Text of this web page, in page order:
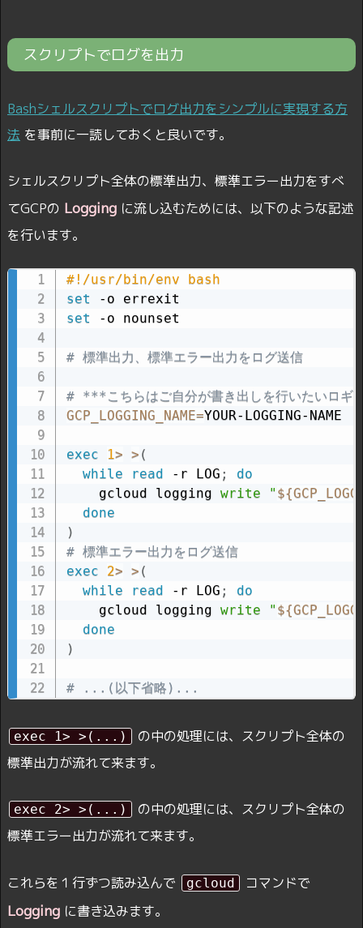
スクリプトでログを出力
Bashシェルスクリプトでログ出力をシンプルに実現する方
法 を事前に一読しておくと良いです。
シェルスクリプト全体の標準出力、標準エラー出力をすべ
てGCPの Logging に流し込むためには、以下のような記述
を行います。
#!/usr/bin/env bash
set
set -o nounset
# 標準出力、標準エラー出力をログ送信
# ***こちらはご自分が書き出しを行いたいロギ
GCP_LOGGING_NAME=YOUR-LOGGING-NAME
exec 1> > (
while
read -r LOG ;
do
    gcloud logging
write "
done
)
# 標準エラー出力をログ送信
exec
2> > (
while
read -r LOG ;
do
    gcloud logging
write "
done
)
# ...(以下省略)...
exec 1> >(...)
の中の処理には、スクリプト全体の
標準出力が流れて来ます。
exec 2> >(...)
の中の処理には、スクリプト全体の
標準エラー出力が流れて来ます。
これらを１行ずつ読み込んで gcloud コマンドで
Logging に書き込みます。